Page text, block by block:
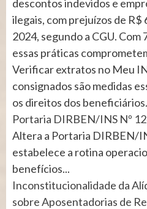
descontos indevidos e
ilegais, com prejuízos de
2024, segundo a CGU. Com
essas práticas
Verificar extratos no Meu
consignados são medidas
os direitos dos beneficiários.
Portaria DIRBEN/INS Nº
Altera a Portaria DIRBEN/
estabelece a rotina
benefícios...
Inconstitucionalidade da
sobre Aposentadorias de